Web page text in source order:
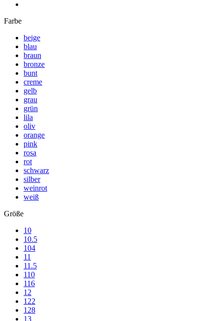
Farbe
beige
blau
braun
bronze
bunt
creme
gelb
grau
grün
lila
oliv
orange
pink
rosa
rot
schwarz
silber
weinrot
weiß
Größe
10
10.5
104
11
11.5
110
116
12
122
128
13